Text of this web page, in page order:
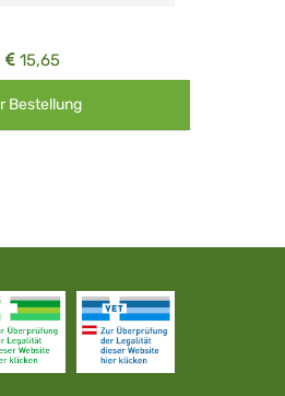
15,65
Bestellung